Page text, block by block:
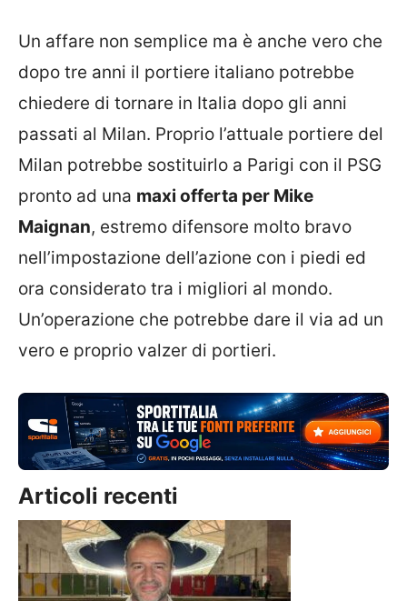
Un affare non semplice ma è anche vero che
dopo tre anni il portiere italiano potrebbe
chiedere di tornare in Italia dopo gli anni
passati al Milan. Proprio l’attuale portiere del
Milan potrebbe sostituirlo a Parigi con il PSG
pronto ad una maxi offerta per Mike
Maignan, estremo difensore molto bravo
nell’impostazione dell’azione con i piedi ed
ora considerato tra i migliori al mondo.
Un’operazione che potrebbe dare il via ad un
vero e proprio valzer di portieri.
Articoli recenti